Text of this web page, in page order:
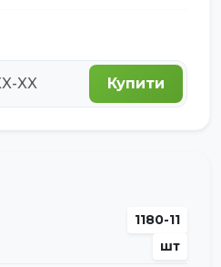
Купити
1180-11
шт